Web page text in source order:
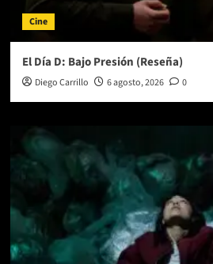
Cine
El Día D: Bajo Presión (Reseña)
Diego Carrillo 6 agosto, 2026 0